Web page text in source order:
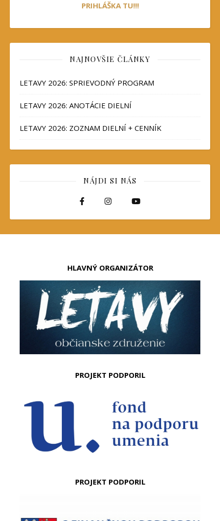
PRIHLÁŠKA TU!!!
NAJNOVŠIE ČLÁNKY
LETAVY 2026: SPRIEVODNÝ PROGRAM
LETAVY 2026: ANOTÁCIE DIELNÍ
LETAVY 2026: ZOZNAM DIELNÍ + CENNÍK
NÁJDI SI NÁS
HLAVNÝ ORGANIZÁTOR
PROJEKT PODPORIL
PROJEKT PODPORIL